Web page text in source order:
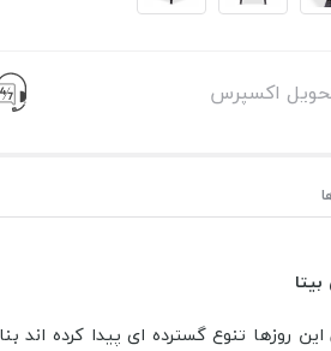
اکسپرس
روزها تنوع گسترده ای پیدا کرده